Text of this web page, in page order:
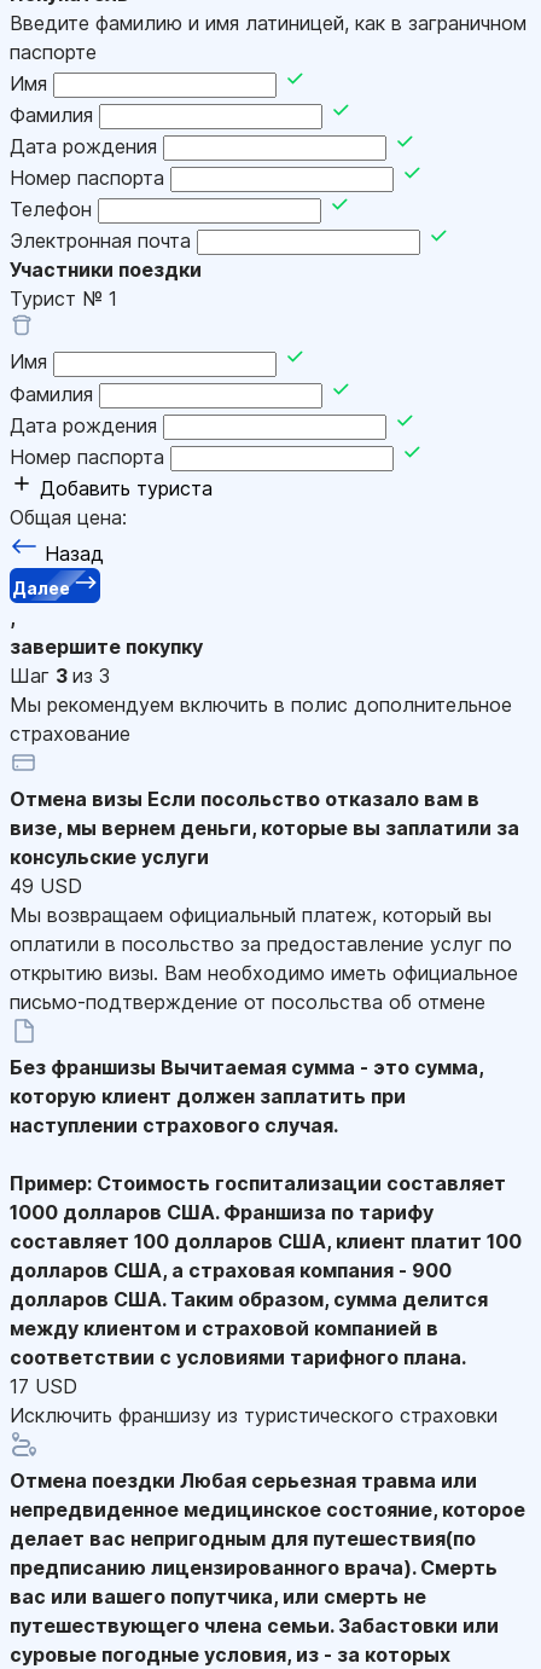
Введите фамилию и имя латиницей, как в заграничном
паспорте
Имя
Фамилия
Дата рождения
Номер паспорта
Телефон
Электронная почта
Участники поездки
Турист № 1
Имя
Фамилия
Дата рождения
Номер паспорта
Добавить туриста
Общая цена:
Назад
Далее
,
завершите покупку
Шаг 3 из 3
Мы рекомендуем включить в полис дополнительное
страхование
Отмена визы Если посольство отказало вам в
визе, мы вернем деньги, которые вы заплатили за
консульские услуги
49 USD
Мы возвращаем официальный платеж, который вы
оплатили в посольство за предоставление услуг по
открытию визы. Вам необходимо иметь официальное
письмо-подтверждение от посольства об отмене
Без франшизы Вычитаемая сумма - это сумма,
которую клиент должен заплатить при
наступлении страхового случая.
Пример: Стоимость госпитализации составляет
1000 долларов США. Франшиза по тарифу
составляет 100 долларов США, клиент платит 100
долларов США, а страховая компания - 900
долларов США. Таким образом, сумма делится
между клиентом и страховой компанией в
соответствии с условиями тарифного плана.
17 USD
Исключить франшизу из туристического страховки
Отмена поездки Любая серьезная травма или
непредвиденное медицинское состояние, которое
делает вас непригодным для путешествия(по
предписанию лицензированного врача). Смерть
вас или вашего попутчика, или смерть не
путешествующего члена семьи. Забастовки или
суровые погодные условия, из - за которых